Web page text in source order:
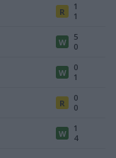
R
1
1
W
5
0
W
0
1
R
0
0
W
1
4